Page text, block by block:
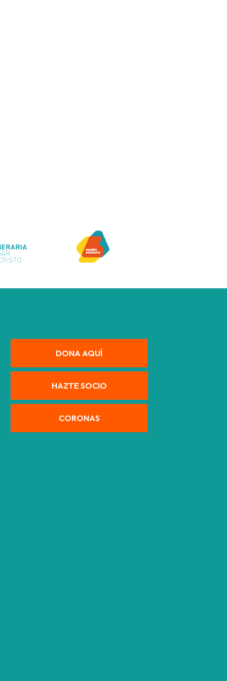
DONA AQUÍ
HAZTE SOCIO
CORONAS